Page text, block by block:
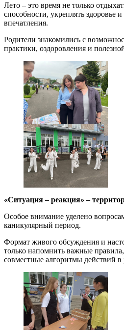
Лето – это время не только
способности, укреплять здоровье
впечатления.
Родители знакомились с
практики, оздоровления и
«Ситуация – реакция» –
Особое внимание уделено
каникулярный период.
Формат живого обсуждения и
только напомнить важные
совместные алгоритмы действий в